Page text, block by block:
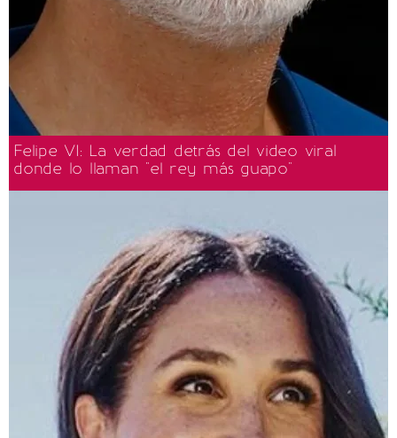
Felipe VI: La verdad detrás del video viral
donde lo llaman "el rey más guapo"